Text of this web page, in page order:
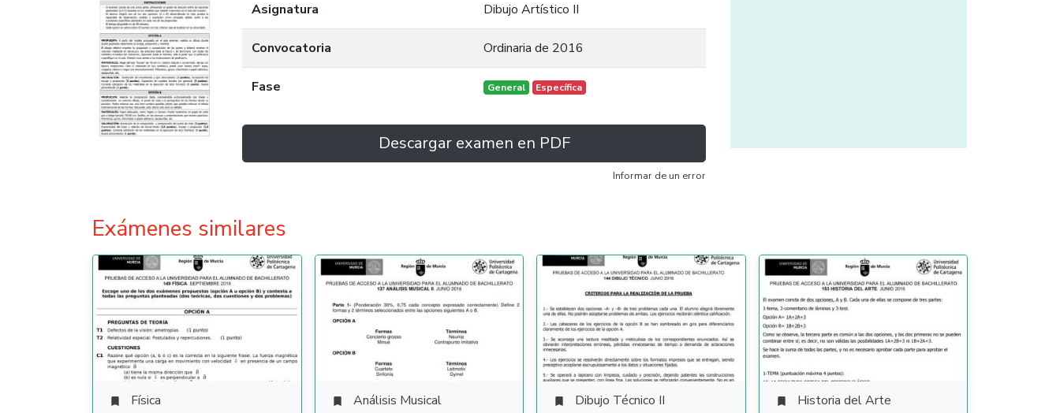
Asignatura Dibujo Artístico II
Convocatoria Ordinaria de 2016
Fase General Específica
Descargar examen en PDF
Informar de un error
Exámenes similares
 Física  Análisis Musical  Dibujo Técnico II  Historia del Arte